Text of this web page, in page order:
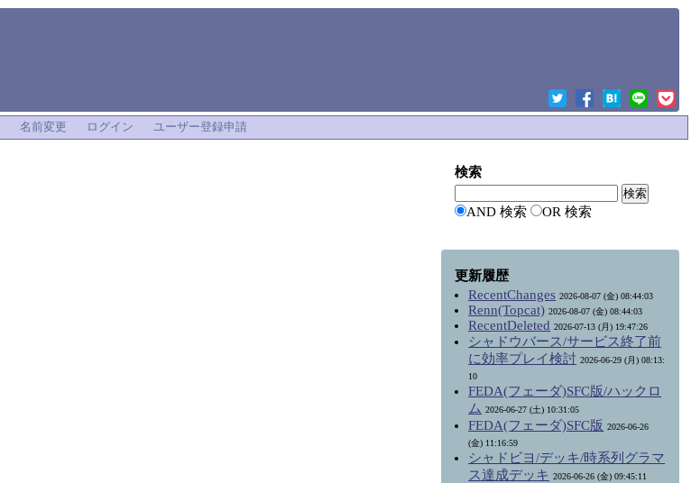
名前変更 ログイン ユーザー登録申請
検索
AND 検索 OR 検索
更新履歴
RecentChanges 2026-08-07 (金) 08:44:03
Renn(Topcat) 2026-08-07 (金) 08:44:03
RecentDeleted 2026-07-13 (月) 19:47:26
シャドウバース/サービス終了前
に効率プレイ検討 2026-06-29 (月) 08:13:
10
FEDA(フェーダ)SFC版/ハックロ
ム 2026-06-27 (土) 10:31:05
FEDA(フェーダ)SFC版 2026-06-26
(金) 11:16:59
シャドビヨ/デッキ/時系列グラマ
ス達成デッキ 2026-06-26 (金) 09:45:11